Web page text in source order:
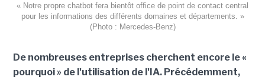
« Notre propre chatbot fera bientôt office de point de contact central
pour les informations des différents domaines et départements. »
(Photo : Mercedes-Benz)
De nombreuses entreprises cherchent encore le «
pourquoi » de l'utilisation de l'IA. Précédemment,